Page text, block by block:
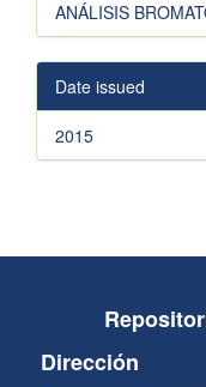
ANÁLISIS
Date issued
2015
Dirección